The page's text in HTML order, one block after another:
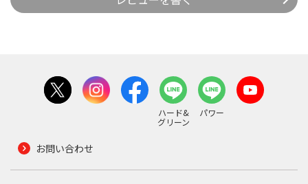
ハード&
グリーン
パワー
お問い合わせ